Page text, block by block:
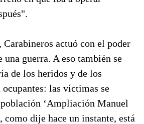
Carabineros actuó con el poder
una guerra. A eso también se
de los heridos y de los
las víctimas se
‘Ampliación Manuel
dije hace un instante, está